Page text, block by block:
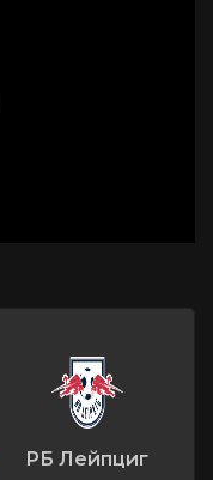
РБ Лейпциг